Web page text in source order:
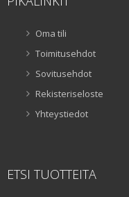
Oma tili
Toimitusehdot
Sovitusehdot
Rekisteriseloste
Yhteystiedot
ETSI TUOTTEITA